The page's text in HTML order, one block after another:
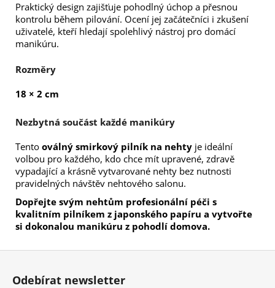
Praktický design zajišťuje pohodlný úchop a přesnou
kontrolu během pilování. Ocení jej začátečníci i zkušení
uživatelé, kteří hledají spolehlivý nástroj pro domácí
manikúru.
Rozměry
18 × 2 cm
Nezbytná součást každé manikúry
Tento oválný smirkový pilník na nehty je ideální
volbou pro každého, kdo chce mít upravené, zdravě
vypadající a krásně vytvarované nehty bez nutnosti
pravidelných návštěv nehtového salonu.
Dopřejte svým nehtům profesionální péči s
kvalitním pilníkem z japonského papíru a vytvořte
si dokonalou manikúru z pohodlí domova.
Z
Odebírat newsletter